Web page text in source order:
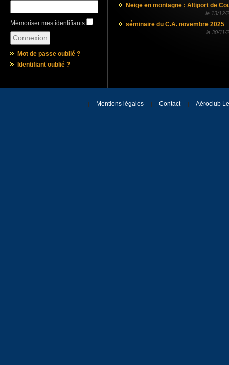
Mémoriser mes identifiants
Mot de passe oublié ?
Identifiant oublié ?
Neige en montagne : Altiport de
le 13/12/
séminaire du C.A. novembre 2025
le 30/11/
Mentions légales Contact Aéroclub